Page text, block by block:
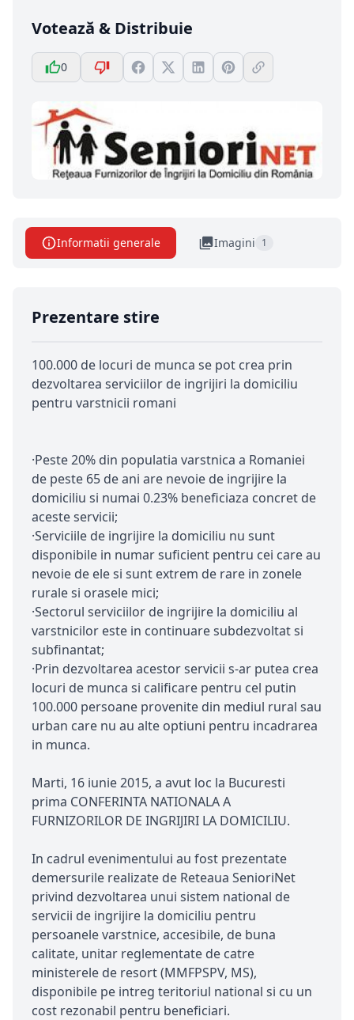
Votează & Distribuie
0
Informatii generale Imagini 1
Prezentare stire
100.000 de locuri de munca se pot crea prin
dezvoltarea serviciilor de ingrijiri la domiciliu
pentru varstnicii romani
·Peste 20% din populatia varstnica a Romaniei
de peste 65 de ani are nevoie de ingrijire la
domiciliu si numai 0.23% beneficiaza concret de
aceste servicii;
·Serviciile de ingrijire la domiciliu nu sunt
disponibile in numar suficient pentru cei care au
nevoie de ele si sunt extrem de rare in zonele
rurale si orasele mici;
·Sectorul serviciilor de ingrijire la domiciliu al
varstnicilor este in continuare subdezvoltat si
subfinantat;
·Prin dezvoltarea acestor servicii s-ar putea crea
locuri de munca si calificare pentru cel putin
100.000 persoane provenite din mediul rural sau
urban care nu au alte optiuni pentru incadrarea
in munca.
Marti, 16 iunie 2015, a avut loc la Bucuresti
prima CONFERINTA NATIONALA A
FURNIZORILOR DE INGRIJIRI LA DOMICILIU.
In cadrul evenimentului au fost prezentate
demersurile realizate de Reteaua SenioriNet
privind dezvoltarea unui sistem national de
servicii de ingrijire la domiciliu pentru
persoanele varstnice, accesibile, de buna
calitate, unitar reglementate de catre
ministerele de resort (MMFPSPV, MS),
disponibile pe intreg teritoriul national si cu un
cost rezonabil pentru beneficiari.